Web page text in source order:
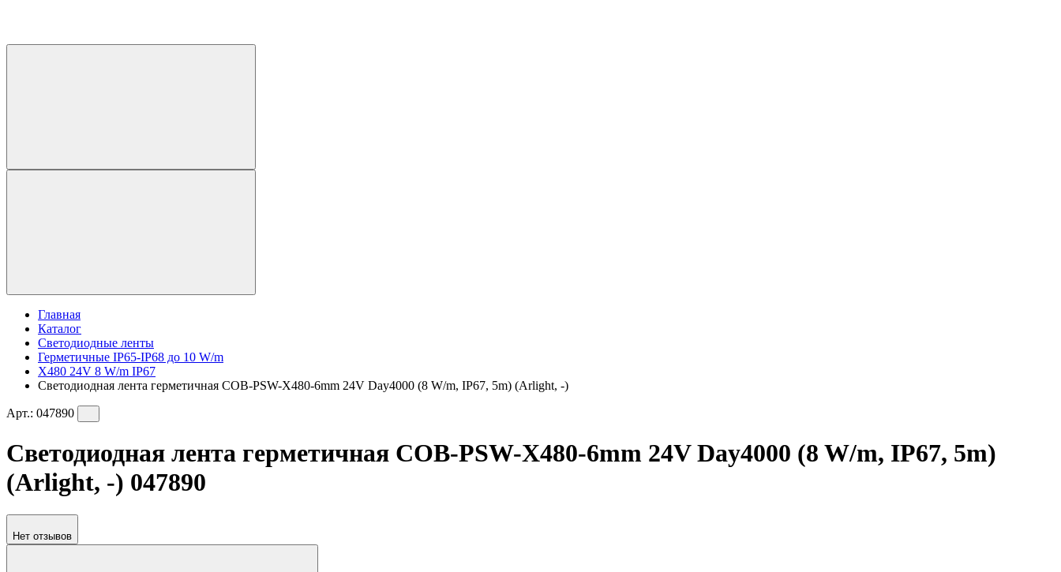
Главная
Каталог
Светодиодные ленты
Герметичные IP65-IP68 до 10 W/m
X480 24V 8 W/m IP67
Светодиодная лента герметичная COB-PSW-X480-6mm 24V Day4000 (8 W/m, IP67, 5m) (Arlight, -)
Арт.: 047890
Светодиодная лента герметичная COB-PSW-X480-6mm 24V Day4000 (8 W/m, IP67, 5m)
(Arlight, -) 047890
Нет отзывов